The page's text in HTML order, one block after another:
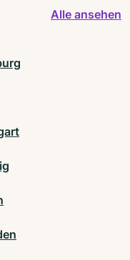
Alle ansehen